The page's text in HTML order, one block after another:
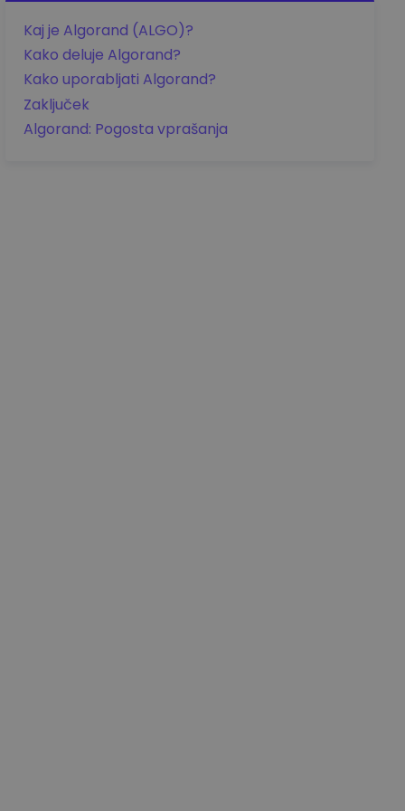
Kaj je Algorand (ALGO)?
Kako deluje Algorand?
Kako uporabljati Algorand?
Zaključek
Algorand: Pogosta vprašanja